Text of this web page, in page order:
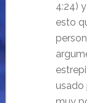
4:24)
esto
usado